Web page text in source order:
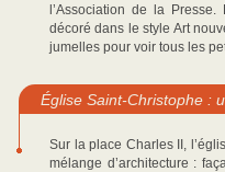
l’Association de la
décoré dans le style Art
jumelles pour voir tous les
Église Saint-Christophe :
Sur la place Charles II,
mélange d’architecture :